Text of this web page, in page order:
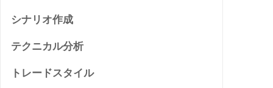
シナリオ作成
テクニカル分析
トレードスタイル